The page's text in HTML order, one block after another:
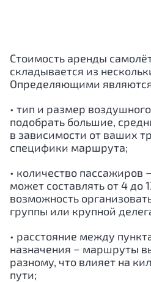
Стоимость аренды
складывается из
Определяющими
• тип и размер
подобрать большие,
в зависимости от ваших
специфики маршрута;
• количество пассажиров
может составлять от 4 до
возможность
группы или крупной
• расстояние между
назначения − маршруты
разному, что влияет на
пути;